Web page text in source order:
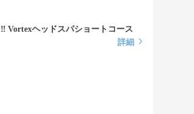
個室でゆったりリラックス‼️​ Vortexヘッドスパショートコース
詳細